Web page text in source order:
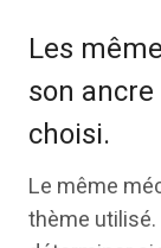
Les
son
choisi.
Le même
thème